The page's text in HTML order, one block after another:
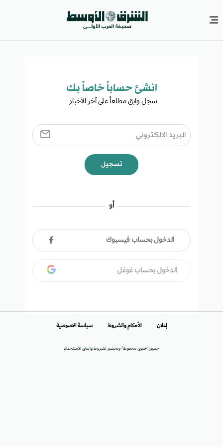
انشئ حساباً خاصاً بك​
سجل وابق مطلعاً على آخر الأخبار ​
تسجيل
أو
الدخول بحساب فيسبوك
الدخول بحساب غوغل
جميع الحقوق محفوظة وتخضع لشروط واتفاق الاستخدام
إعلان الأحكام والشروط سياسة الخصوصية